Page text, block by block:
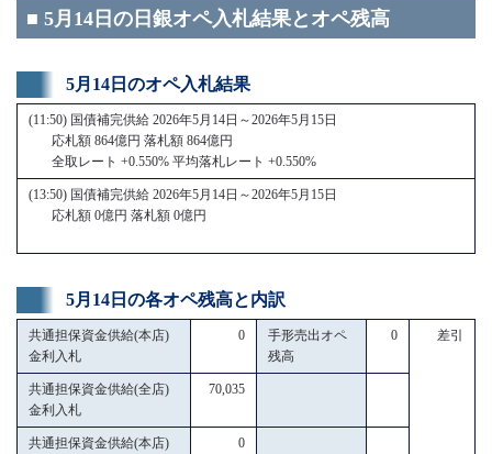
■ 5月14日の日銀オペ入札結果とオペ残高
5月14日のオペ入札結果
(11:50) 国債補完供給 2026年5月14日～2026年5月15日
応札額 864億円 落札額 864億円
全取レート +0.550% 平均落札レート +0.550%
(13:50) 国債補完供給 2026年5月14日～2026年5月15日
応札額 0億円 落札額 0億円
5月14日の各オペ残高と内訳
共通担保資金供給(本店)
金利入札
0
手形売出オペ
残高
0 差引
共通担保資金供給(全店)
金利入札
70,035
共通担保資金供給(本店)
0